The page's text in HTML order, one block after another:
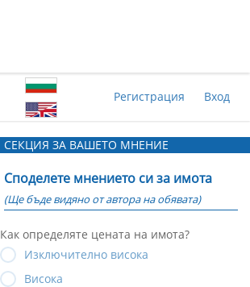
Регистрация Вход
СЕКЦИЯ ЗА ВАШЕТО МНЕНИЕ
Споделете мнението си за имота
(Ще бъде видяно от автора на обявата)
Как определяте цената на имота?
Изключително висока
Висока